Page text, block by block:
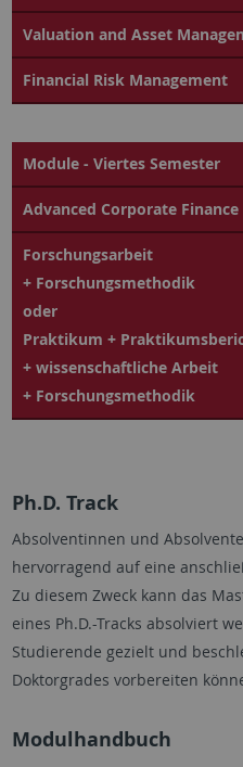
Valuation and Asset
Financial Risk Management
Module - Viertes Semester
Advanced Corporate Finance
Forschungsarbeit
+ Forschungsmethodik
oder
Praktikum +
+ wissenschaftliche Arbeit
+ Forschungsmethodik
Ph.D. Track
Absolventinnen und
hervorragend auf eine
Zu diesem Zweck kann das
eines Ph.D.-Tracks absolviert
Studierende gezielt und
Doktorgrades vorbereiten
Modulhandbuch